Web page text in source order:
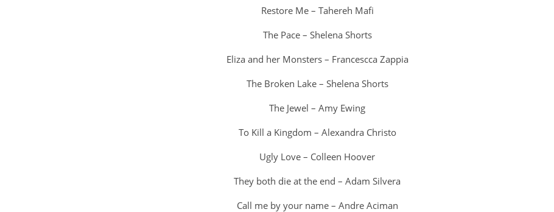
Restore Me – Tahereh Mafi
The Pace – Shelena Shorts
Eliza and her Monsters – Francescca Zappia
The Broken Lake – Shelena Shorts
The Jewel – Amy Ewing
To Kill a Kingdom – Alexandra Christo
Ugly Love – Colleen Hoover
They both die at the end – Adam Silvera
Call me by your name – Andre Aciman